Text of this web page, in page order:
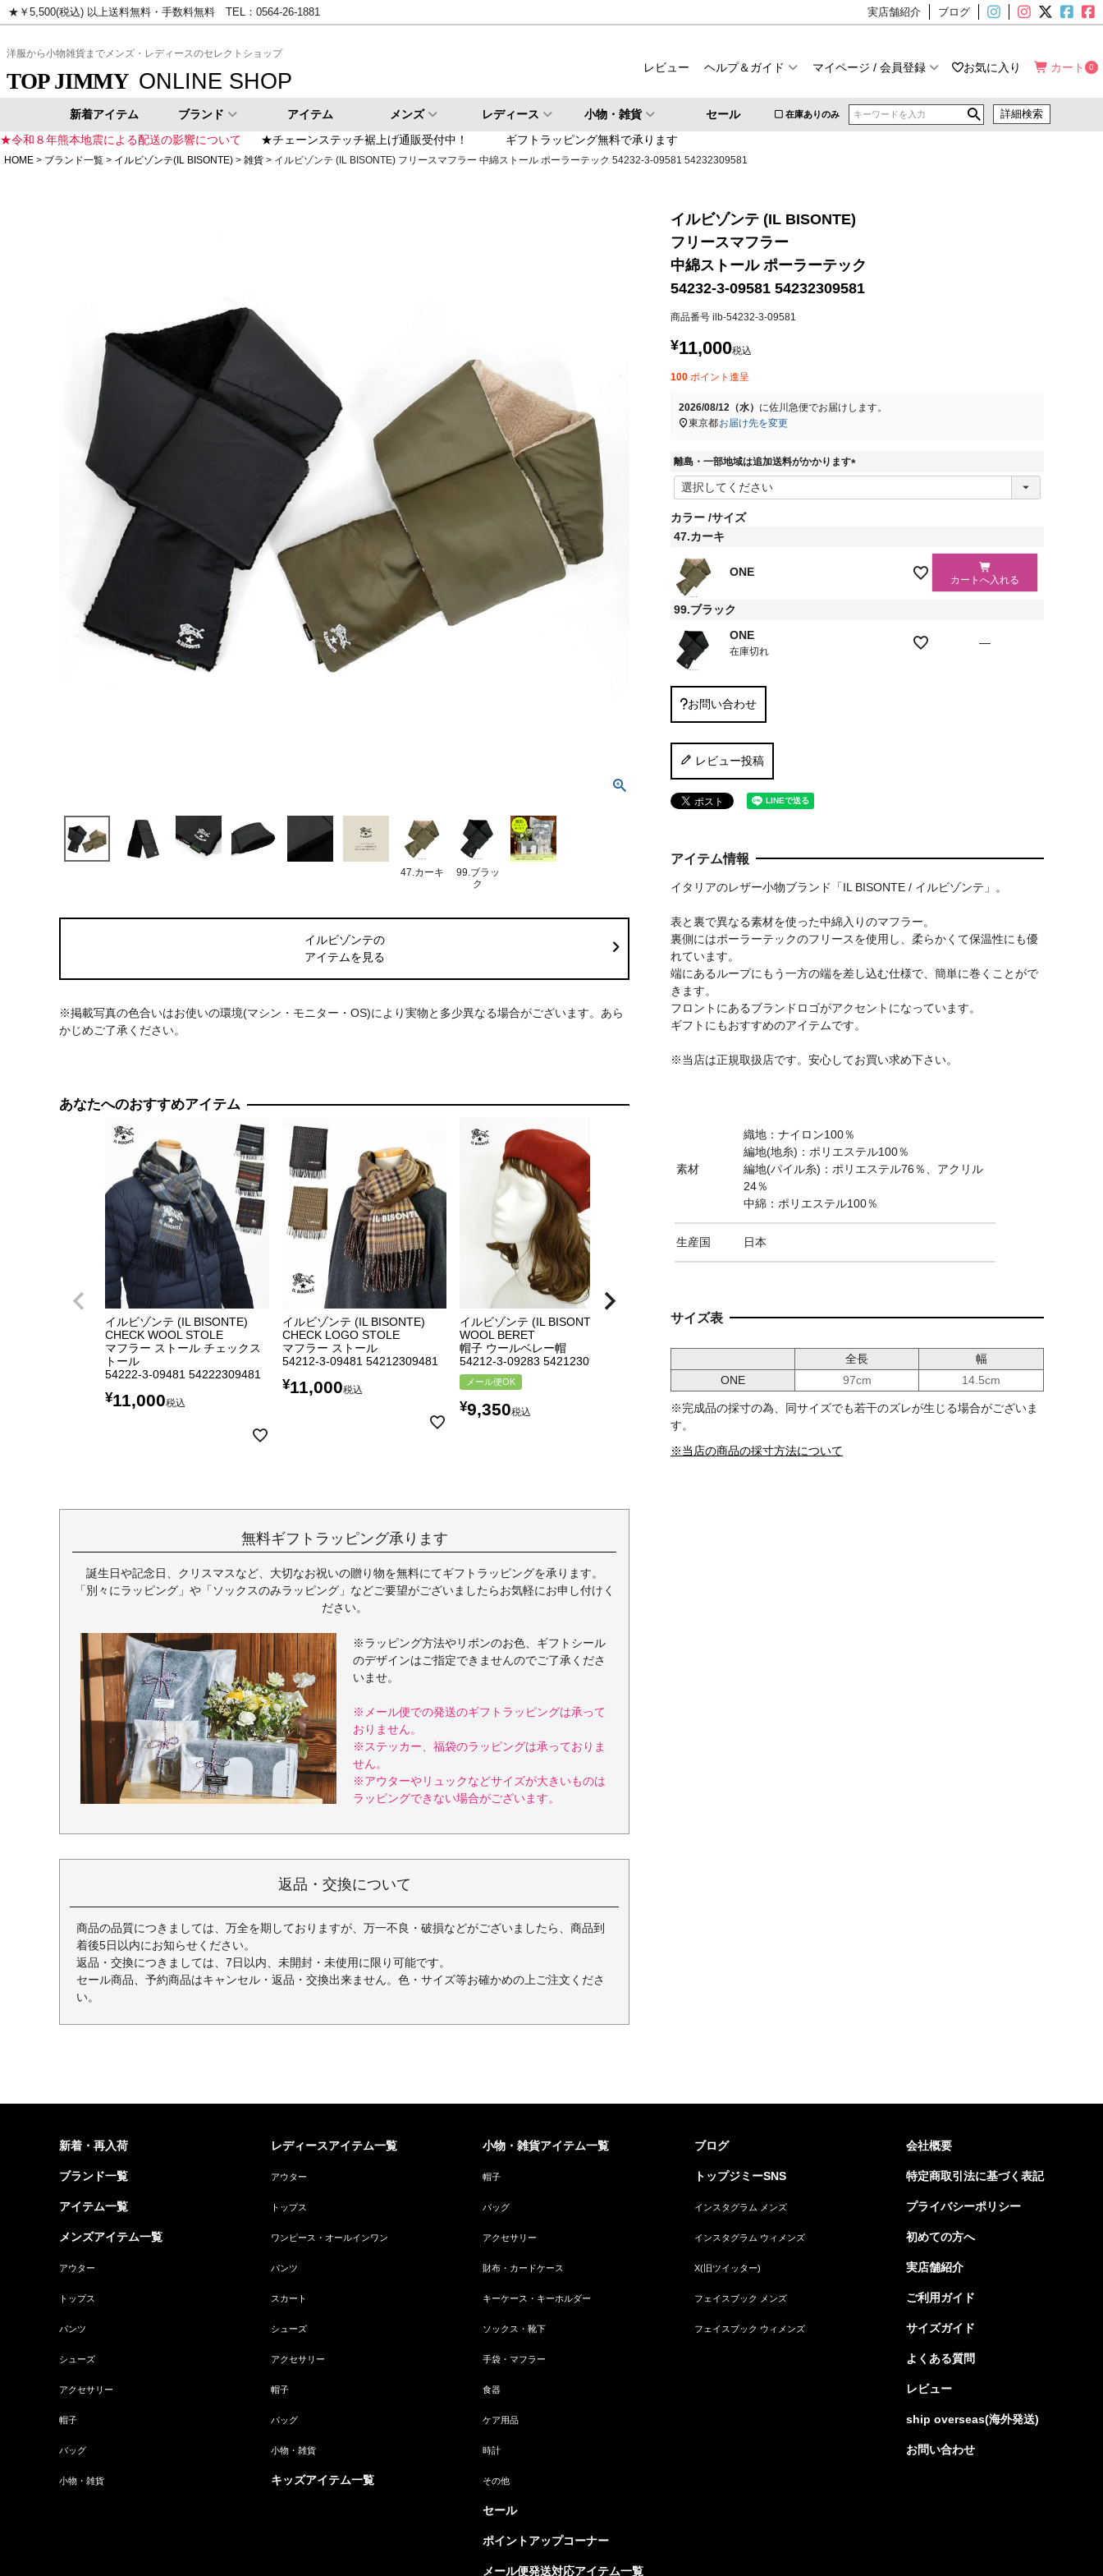
★￥5,500(税込) 以上送料無料・手数料無料 TEL：0564-26-1881 実店舗紹介 ブログ
洋服から小物雑貨までメンズ・レディースのセレクトショップ
TOP JIMMY ONLINE SHOP
レビュー ヘルプ＆ガイド マイページ / 会員登録 お気に入り カート 0
新着アイテム ブランド アイテム メンズ レディース 小物・雑貨 セール 在庫ありのみ 詳細検索
ピンク
イエロー ゴールド
★令和８年熊本地震による配送の影響について ★チェーンステッチ裾上げ通販受付中！ ギフトラッピング無料で承ります
HOME ブランド一覧 イルビゾンテ(IL BISONTE) 雑貨 イルビゾンテ (IL BISONTE) フリースマフラー 中綿ストール ポーラーテック 54232-3-09581 54232309581
47.カーキ
99.ブラッ
ク
イルビゾンテの
アイテムを見る
※掲載写真の色合いはお使いの環境(マシン・モニター・OS)により実物と多少異なる場合がございます。あら
かじめご了承ください。
あなたへのおすすめアイテム
イルビゾンテ (IL BISONTE)
CHECK WOOL STOLE
マフラー ストール チェックス
トール
54222-3-09481 54222309481
¥11,000税込
イルビゾンテ (IL BISONTE)
CHECK LOGO STOLE
マフラー ストール
54212-3-09481 54212309481
¥11,000税込
イルビゾンテ (IL BISONTE)
WOOL BERET
帽子 ウールベレー帽
54212-3-09283 54212309283
メール便OK
¥9,350税込
イルビゾンテ (IL BISONTE)
マグカップ 食器
3,850
イルビゾンテ (IL BISONTE)
54192-3-09197 54192309197
54262-3-07490 54262307490
再入荷
¥ 9,900 税込
無料ギフトラッピング承ります
誕生日や記念日、クリスマスなど、大切なお祝いの贈り物を無料にてギフトラッピングを承ります。
「別々にラッピング」や「ソックスのみラッピング」などご要望がございましたらお気軽にお申し付けく
ださい。
※ラッピング方法やリボンのお色、ギフトシール
のデザインはご指定できませんのでご了承くださ
いませ。
※メール便での発送のギフトラッピングは承って
おりません。
※ステッカー、福袋のラッピングは承っておりま
せん。
※アウターやリュックなどサイズが大きいものは
ラッピングできない場合がございます。
返品・交換について
商品の品質につきましては、万全を期しておりますが、万一不良・破損などがございましたら、商品到
着後5日以内にお知らせください。
返品・交換につきましては、7日以内、未開封・未使用に限り可能です。
セール商品、予約商品はキャンセル・返品・交換出来ません。色・サイズ等お確かめの上ご注文くださ
い。
イルビゾンテ (IL BISONTE)
フリースマフラー
中綿ストール ポーラーテック
54232-3-09581 54232309581
商品番号 ilb-54232-3-09581
¥11,000税込
100 ポイント進呈
2026/08/12（水） に佐川急便でお届けします。
東京都お届け先を変更
離島・一部地域は追加送料がかかります
(
カラー サイズ
47.カーキ
ONE
カートへ入れる
99.ブラック
ONE
在庫切れ
—
お問い合わせ
レビュー投稿
アイテム情報
イタリアのレザー小物ブランド「IL BISONTE / イルビゾンテ」。
表と裏で異なる素材を使った中綿入りのマフラー。
裏側にはポーラーテックのフリースを使用し、柔らかくて保温性にも優
れています。
端にあるループにもう一方の端を差し込む仕様で、簡単に巻くことがで
きます。
フロントにあるブランドロゴがアクセントになっています。
ギフトにもおすすめのアイテムです。
※当店は正規取扱店です。安心してお買い求め下さい。
素材
織地：ナイロン100％
編地(地糸)：ポリエステル100％
編地(パイル糸)：ポリエステル76％、アクリル
24％
中綿：ポリエステル100％
生産国 日本
サイズ表
全長
幅
ONE
97cm 14.5cm
※完成品の採寸の為、同サイズでも若干のズレが生じる場合がございま
す。
※当店の商品の採寸方法について
新着・再入荷
ブランド一覧
アイテム一覧
メンズアイテム一覧
アウター
トップス
パンツ
シューズ
アクセサリー
帽子
バッグ
小物・雑貨
レディースアイテム一覧
アウター
トップス
ワンピース・オールインワン
パンツ
スカート
シューズ
アクセサリー
帽子
バッグ
小物・雑貨
キッズアイテム一覧
小物・雑貨アイテム一覧
帽子
バッグ
アクセサリー
財布・カードケース
キーケース・キーホルダー
ソックス・靴下
手袋・マフラー
食器
ケア用品
時計
その他
セール
ポイントアップコーナー
メール便発送対応アイテム一覧
ブログ
トップジミーSNS
インスタグラム メンズ
インスタグラム ウィメンズ
X(旧ツイッター)
フェイスブック メンズ
フェイスブック ウィメンズ
会社概要
特定商取引法に基づく表記
プライバシーポリシー
初めての方へ
実店舗紹介
ご利用ガイド
サイズガイド
よくある質問
レビュー
ship overseas(海外発送)
お問い合わせ